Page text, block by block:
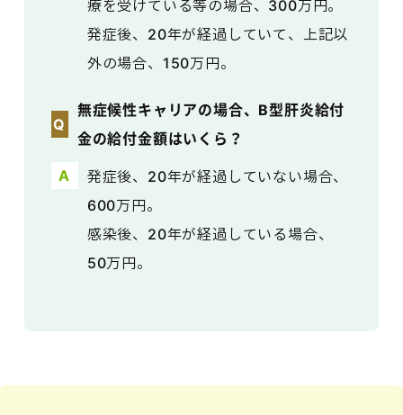
療を受けている等の場合、300万円。
発症後、20年が経過していて、上記以
外の場合、150万円。
無症候性キャリアの場合、B型肝炎給付
金の給付金額はいくら？
発症後、20年が経過していない場合、
600万円。
感染後、20年が経過している場合、
50万円。